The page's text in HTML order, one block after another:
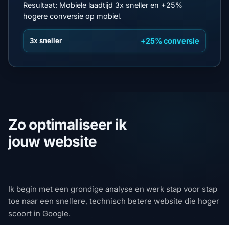
Resultaat: Mobiele laadtijd 3x sneller en +25%
hogere conversie op mobiel.
3x sneller +25% conversie
Zo optimaliseer ik
jouw website
Ik begin met een grondige analyse en werk stap voor stap
toe naar een snellere, technisch betere website die hoger
scoort in Google.